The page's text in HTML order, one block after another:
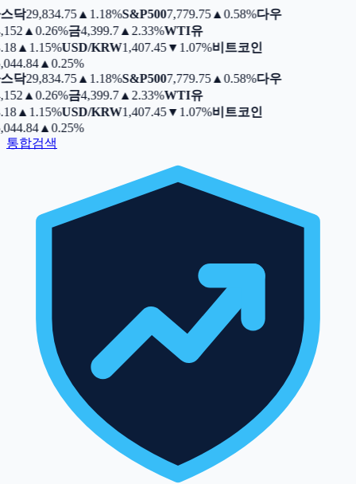
닥29,834.75▲ 1.18%S&P5007,779.75▲0.58%다우
▲0.26%금4,399.7▲ 2.33%WTI유
▲ 1.15%USD/KRW1,407.45▼ 1.07%비트코인
▲0.25%
닥29,834.75▲ 1.18%S&P5007,779.75▲0.58%다우
▲0.26%금4,399.7▲ 2.33%WTI유
▲ 1.15%USD/KRW1,407.45▼ 1.07%비트코인
▲0.25%
통합검색